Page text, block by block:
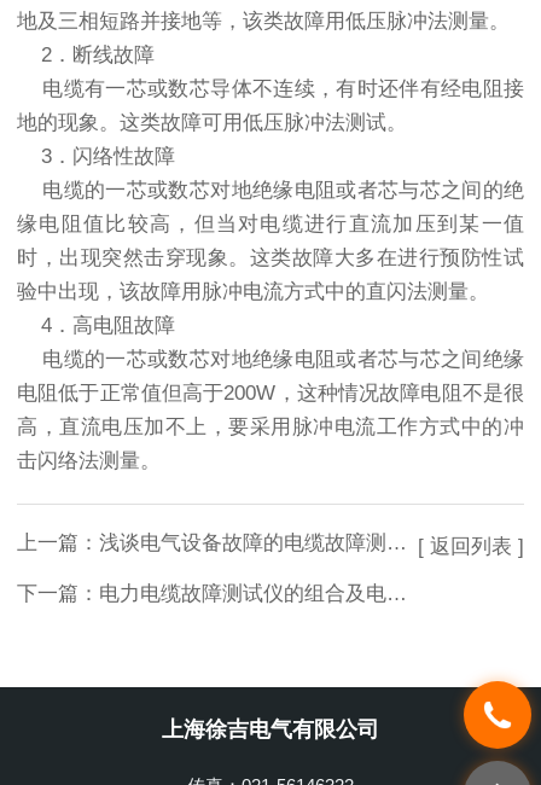
地及三相短路并接地等，该类故障用低压脉冲法测量。
2．断线故障
电缆有一芯或数芯导体不连续，有时还伴有经电阻接
地的现象。这类故障可用低压脉冲法测试。
3．闪络性故障
电缆的一芯或数芯对地绝缘电阻或者芯与芯之间的绝
缘电阻值比较高，但当对电缆进行直流加压到某一值
时，出现突然击穿现象。这类故障大多在进行预防性试
验中出现，该故障用脉冲电流方式中的直闪法测量。
4．高电阻故障
电缆的一芯或数芯对地绝缘电阻或者芯与芯之间绝缘
电阻低于正常值但高于200W，这种情况故障电阻不是很
高，直流电压加不上，要采用脉冲电流工作方式中的冲
击闪络法测量。
上一篇： 浅谈电气设备故障的电缆故障测试仪检测方法与维修原则
下一篇： 电力电缆故障测试仪的组合及电力电缆故障测试仪选型
[ 返回列表 ]
上海徐吉电气有限公司